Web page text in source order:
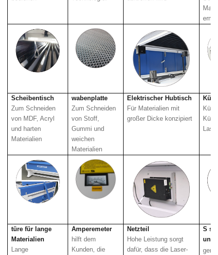
Scheibentisch
Zum Schneiden
von MDF, Acryl
und harten
Materialien
wabenplatte
Zum Schneiden
von Stoff,
Gummi und
weichen
Materialien
Elektrischer Hubtisch
Für Materialien mit
großer Dicke konzipiert
türe für lange
Materialien
Lange
Amperemeter
hilft dem
Kunden, die
Netzteil
Hohe Leistung sorgt
dafür, dass die Laser-
S
und